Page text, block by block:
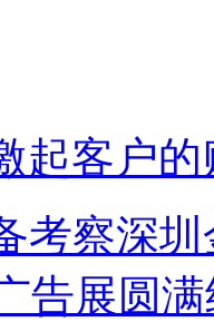
起客户的
考察深
告展圆